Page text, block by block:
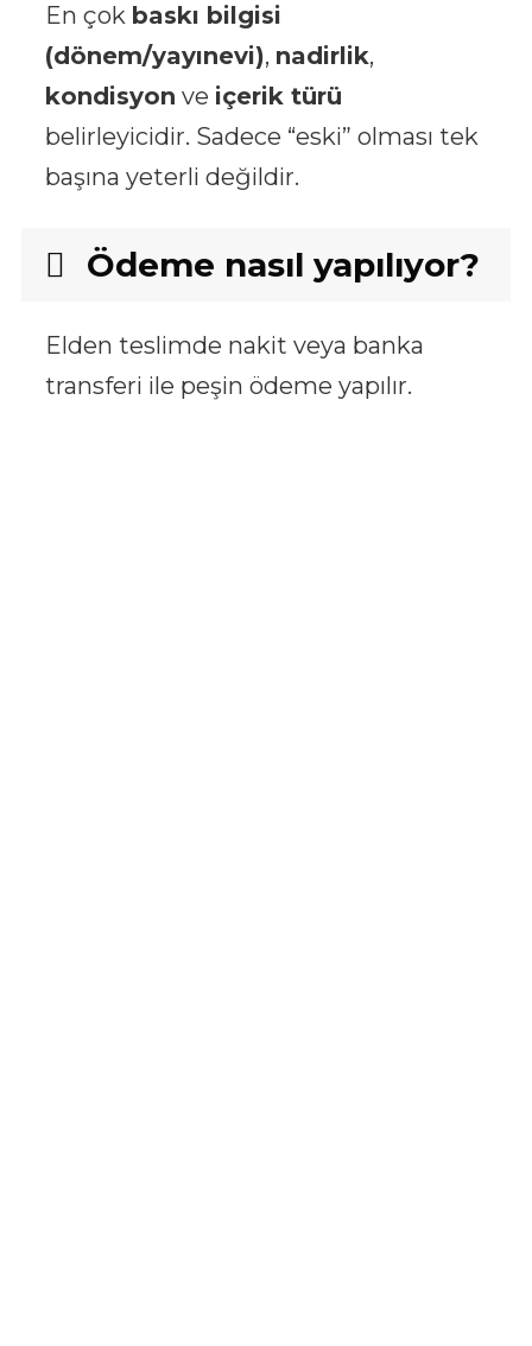
En çok baskı bilgisi
(dönem/yayınevi), nadirlik,
kondisyon ve içerik türü
belirleyicidir. Sadece “eski” olması tek
başına yeterli değildir.
Ödeme nasıl yapılıyor?
Elden teslimde nakit veya banka
transferi ile peşin ödeme yapılır.